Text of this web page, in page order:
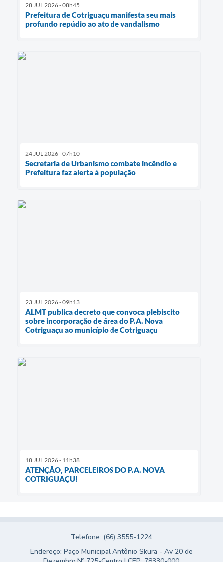
28 JUL 2026 - 08h45
Prefeitura de Cotriguaçu manifesta seu mais
profundo repúdio ao ato de vandalismo
24 JUL 2026 - 07h10
Secretaria de Urbanismo combate incêndio e
Prefeitura faz alerta à população
23 JUL 2026 - 09h13
ALMT publica decreto que convoca plebiscito
sobre incorporação de área do P.A. Nova
Cotriguaçu ao município de Cotriguaçu
18 JUL 2026 - 11h38
ATENÇÃO, PARCELEIROS DO P.A. NOVA
COTRIGUAÇU!
Telefone: (66) 3555-1224
Endereço: Paço Municipal Antônio Skura - Av 20 de